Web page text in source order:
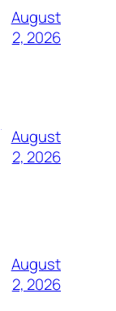
August
2, 2026
August
2, 2026
August
2, 2026